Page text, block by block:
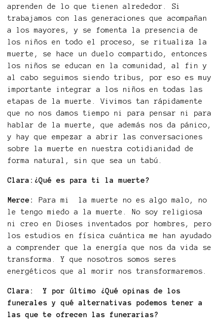
aprenden de lo que tienen alrededor. Si
trabajamos con las generaciones que acompañan
a los mayores, y se fomenta la presencia de
los niños en todo el proceso, se ritualiza la
muerte, se hace un duelo compartido, entonces
los niños se educan en la comunidad, al fin y
al cabo seguimos siendo tribus, por eso es muy
importante integrar a los niños en todas las
etapas de la muerte. Vivimos tan rápidamente
que no nos damos tiempo ni para pensar ni para
hablar de la muerte, que además nos da pánico,
y hay que empezar a abrir las conversaciones
sobre la muerte en nuestra cotidianidad de
forma natural, sin que sea un tabú.
Clara:¿Qué es para ti la muerte?
Merce:
Para mi la muerte no es algo malo, no
le tengo miedo a la muerte. No soy religiosa
ni creo en Dioses inventados por hombres, pero
los estudios en física cuántica me han ayudado
a comprender que la energía que nos da vida se
transforma. Y que nosotros somos seres
energéticos que al morir nos transformaremos.
Clara: Y por último ¿Qué opinas de los
funerales y qué alternativas podemos tener a
las que te ofrecen las funerarias?